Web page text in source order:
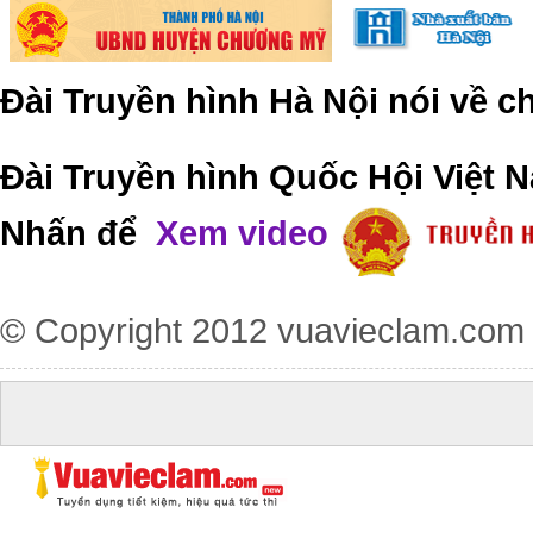
Đài Truyền hình Hà Nội nói về
Đài Truyền hình Quốc Hội Việt
Nhấn để Xem video
© Copyright 2012 vuavieclam.com